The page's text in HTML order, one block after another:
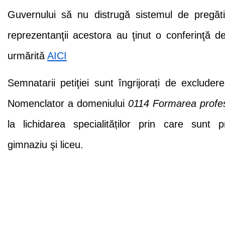
Guvernului să nu distrugă sistemul de
reprezentanţii acestora au ţinut o conferinţă
urmărită AICI
Semnatarii petiţiei sunt îngrijorați de
Nomenclator a domeniului 0114 Formarea
la lichidarea specialităților prin care sunt
gimnaziu şi liceu.